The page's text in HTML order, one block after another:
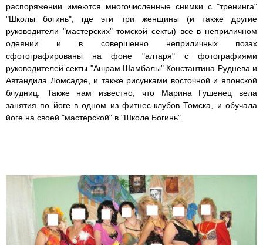
распоряжении имеются многочисленные снимки с "тренинга"
"Школы богинь", где эти три женщины (и также другие
руководители "мастерских" томской секты) все в неприличном
одеянии и в совершенно неприличных позах
сфотографированы на фоне "алтаря" с фотографиями
руководителей секты "Ашрам Шамбалы" Константина Руднева и
Автандила Ломсадзе, и также рисунками восточной и японской
блудниц. Также нам известно, что Марина Гушенец вела
занятия по йоге в одном из фитнес-клубов Томска, и обучала
йоге на своей "мастерской" в "Школе Богинь".